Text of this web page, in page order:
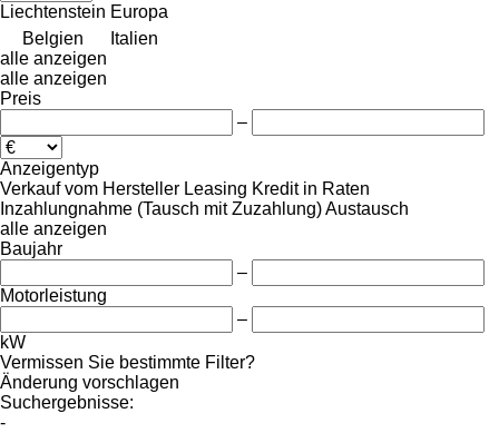
Liechtenstein Europa
Belgien
Italien
alle anzeigen
alle anzeigen
Preis
–
Anzeigentyp
Verkauf vom Hersteller Leasing Kredit in Raten
Inzahlungnahme (Tausch mit Zuzahlung)Austausch
alle anzeigen
Baujahr
–
Motorleistung
–
kW
Vermissen Sie bestimmte Filter?
Änderung vorschlagen
Suchergebnisse:
-